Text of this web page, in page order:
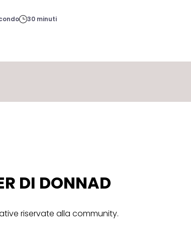
30 minuti
DI DONNAD
riservate alla community.